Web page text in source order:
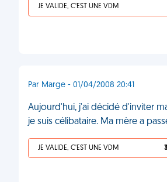
JE VALIDE, C'EST UNE VDM
Par Marge - 01/04/2008 20:41
Aujourd'hui, j'ai décidé d'inviter
je suis célibataire. Ma mère a
JE VALIDE, C'EST UNE VDM